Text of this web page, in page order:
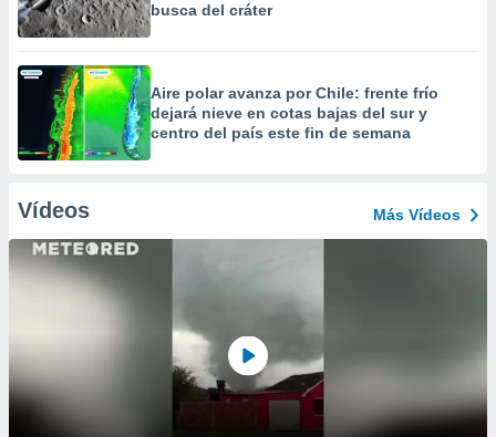
busca del cráter
Aire polar avanza por Chile: frente frío
dejará nieve en cotas bajas del sur y
centro del país este fin de semana
Vídeos Más Vídeos